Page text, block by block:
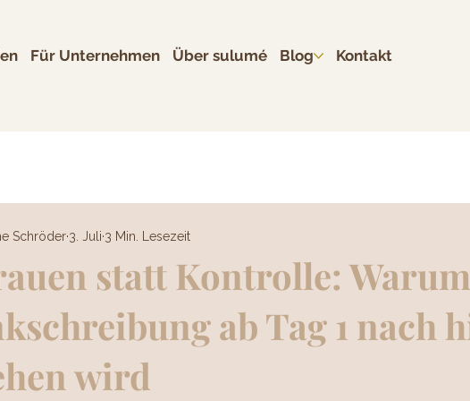
Für Unternehmen Über sulumé Blog Kontakt
statt Kontrolle:
ab Tag 1 nach
wird
Schröder 3. Juli 3 Min. Lesezeit